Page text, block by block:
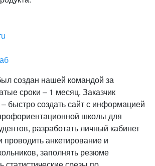
создан нашей командой за
сроки – 1 месяц. Заказчик
быстро создать сайт с информацией
школы для
разработать личный кабинет
анкетирование и
заполнять резюме